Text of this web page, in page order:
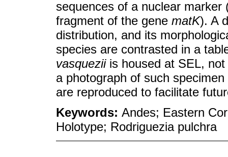
sequences of a nuclear
fragment of the gene matK). A
distribution, and its
species are contrasted in a
vasqueziiis housed at SEL, not
a photograph of such
are reproduced to facilitate
Keywords: Andes; Eastern
Holotype; Rodriguezia pulchra